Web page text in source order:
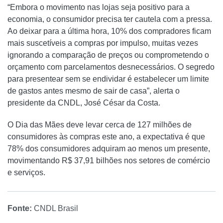
“Embora o movimento nas lojas seja positivo para a
economia, o consumidor precisa ter cautela com a pressa.
Ao deixar para a última hora, 10% dos compradores ficam
mais suscetíveis a compras por impulso, muitas vezes
ignorando a comparação de preços ou comprometendo o
orçamento com parcelamentos desnecessários. O segredo
para presentear sem se endividar é estabelecer um limite
de gastos antes mesmo de sair de casa”, alerta o
presidente da CNDL, José César da Costa.
O Dia das Mães deve levar cerca de 127 milhões de
consumidores às compras este ano, a expectativa é que
78% dos consumidores adquiram ao menos um presente,
movimentando R$ 37,91 bilhões nos setores de comércio
e serviços.
Fonte: CNDL Brasil